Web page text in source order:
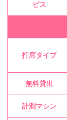
ビス
打席タイプ
無料貸出
計測マシン